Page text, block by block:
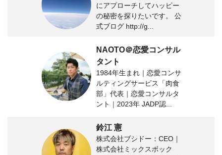
にアプローチしてハッピー
の秘密を探りたいです。 公
式ブログ http://g...
NAOTO＠恋愛コンサル
タント
1984年生まれ｜恋愛コンサ
ルティングサービス「肉食
部」代表｜恋愛コンサルタ
ント｜2023年 JADP認...
鈴江 憲
株式会社ブシドー：CEO｜
株式会社ミックスボック